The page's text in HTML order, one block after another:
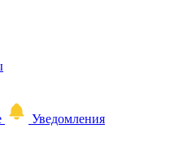
Уведомления